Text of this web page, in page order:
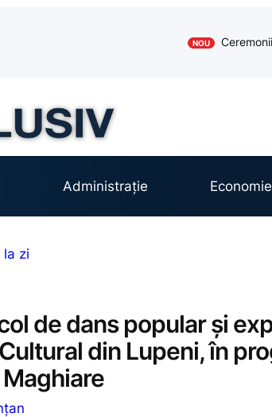
NOU
Administrație Economie
la zi
de dans popular și
din Lupeni, în